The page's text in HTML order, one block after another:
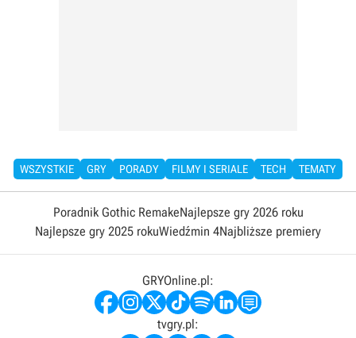
WSZYSTKIE GRY PORADY FILMY I SERIALE TECH TEMATY
Poradnik Gothic RemakeNajlepsze gry 2026 roku
Najlepsze gry 2025 rokuWiedźmin 4Najbliższe premiery
GRYOnline.pl:
tvgry.pl: